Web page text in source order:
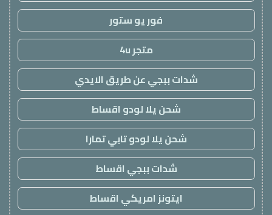
فور يو ستور
متجر 4u
شدات ببجي عن طريق الايدي
شحن يلا لودو اقساط
شحن يلا لودو تابي تمارا
شدات ببجي اقساط
ايتونز امريكي اقساط